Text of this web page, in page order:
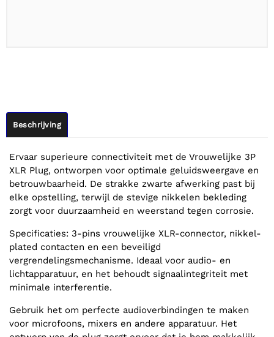
Beschrijving
Ervaar superieure connectiviteit met de Vrouwelijke 3P
XLR Plug, ontworpen voor optimale geluidsweergave en
betrouwbaarheid. De strakke zwarte afwerking past bij
elke opstelling, terwijl de stevige nikkelen bekleding
zorgt voor duurzaamheid en weerstand tegen corrosie.
Specificaties: 3-pins vrouwelijke XLR-connector, nikkel-
plated contacten en een beveiligd
vergrendelingsmechanisme. Ideaal voor audio- en
lichtapparatuur, en het behoudt signaalintegriteit met
minimale interferentie.
Gebruik het om perfecte audioverbindingen te maken
voor microfoons, mixers en andere apparatuur. Het